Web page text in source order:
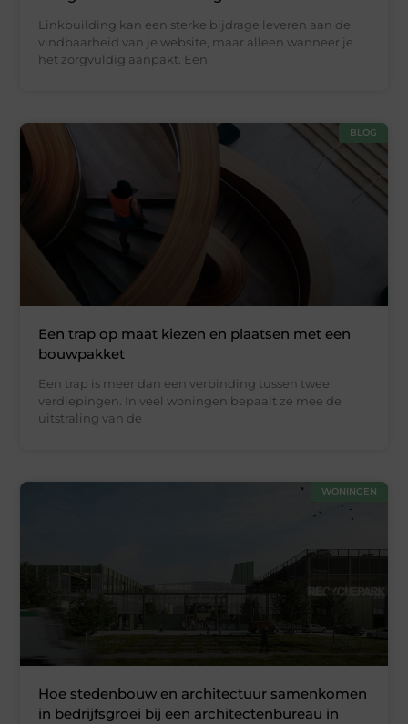
Linkbuilding kan een sterke bijdrage leveren aan de
vindbaarheid van je website, maar alleen wanneer je
het zorgvuldig aanpakt. Een
BLOG
Een trap op maat kiezen en plaatsen met een
bouwpakket
Een trap is meer dan een verbinding tussen twee
verdiepingen. In veel woningen bepaalt ze mee de
uitstraling van de
WONINGEN
Hoe stedenbouw en architectuur samenkomen
in bedrijfsgroei bij een architectenbureau in